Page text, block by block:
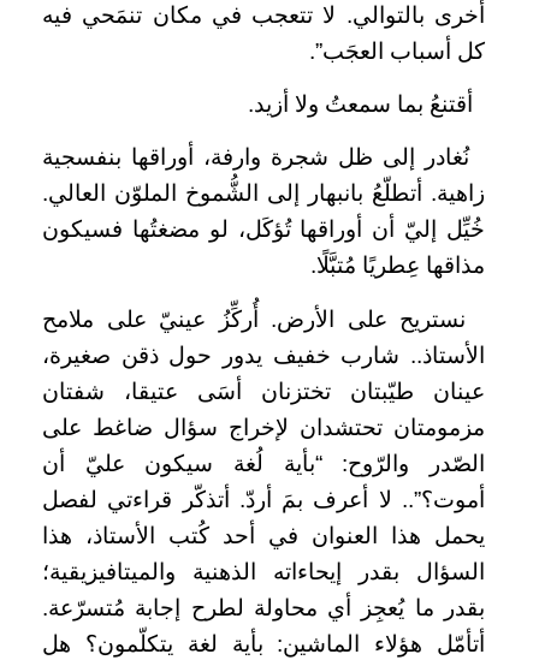
أخرى بالتوالي. لا تتعجب في مكان تنمَحي فيه
كل أسباب العجَب”.
أقتنعُ بما سمعتُ ولا أزيد.
نُغادر إلى ظل شجرة وارفة، أوراقها بنفسجية
زاهية. أتطلّعُ بانبهار إلى الشُّموخ الملوّن العالي.
خُيِّل إليّ أن أوراقها تُؤكَل، لو مضغتُها فسيكون
مذاقها عِطريًا مُتبَّلًا.
نستريح على الأرض. أُركِّزُ عينيّ على ملامح
الأستاذ.. شارب خفيف يدور حول ذقن صغيرة،
عينان طيّبتان تختزنان أسَى عتيقا، شفتان
مزمومتان تحتشدان لإخراج سؤال ضاغط على
الصّدر والرّوح: “بأية لُغة سيكون عليّ أن
أموت؟”.. لا أعرف بمَ أردّ. أتذكّر قراءتي لفصل
يحمل هذا العنوان في أحد كُتب الأستاذ، هذا
السؤال بقدر إيحاءاته الذهنية والميتافيزيقية؛
بقدر ما يُعجِز أي محاولة لطرح إجابة مُتسرّعة.
أتأمّل هؤلاء الماشين: بأية لغة يتكلّمون؟ هل